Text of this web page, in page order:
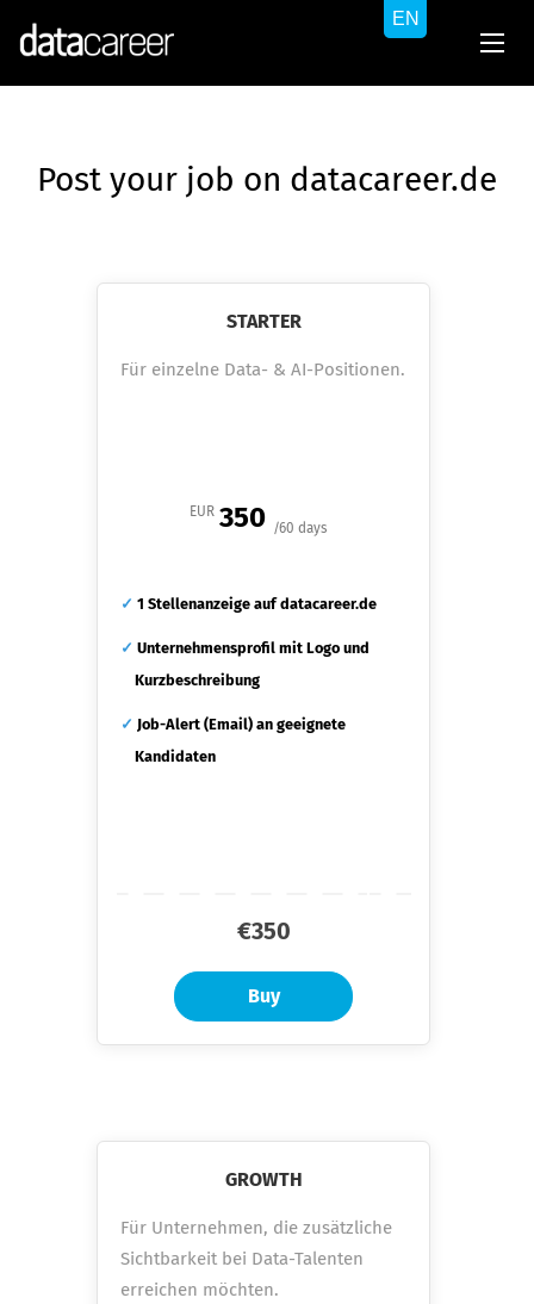
Post your job on datacareer.de
STARTER
Für einzelne Data- & AI-Positionen.
EUR 350 /60 days
✓ 1 Stellenanzeige auf datacareer.de
✓ Unternehmensprofil mit Logo und
Kurzbeschreibung
✓ Job-Alert (Email) an geeignete
Kandidaten
€350
GROWTH
Für Unternehmen, die zusätzliche
Sichtbarkeit bei Data-Talenten
erreichen möchten.